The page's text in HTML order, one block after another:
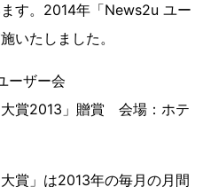
す。2014年「News2u ユー
いたしました。
ーザー会
大賞2013」贈賞 会場：ホテ
賞」は2013年の毎月の月間